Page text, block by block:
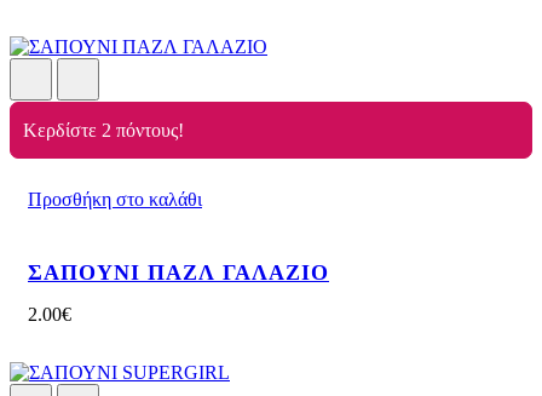
Κερδίστε 2 πόντους!
Προσθήκη στο καλάθι
ΣΑΠΟΥΝΙ ΠΑΖΛ ΓΑΛΑΖΙΟ
2.00€